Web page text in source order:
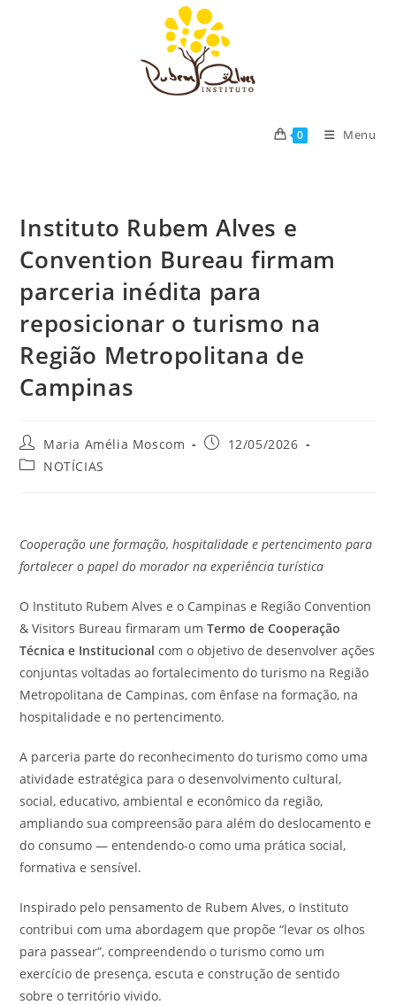
0 Menu
Instituto Rubem Alves e
Convention Bureau firmam
parceria inédita para
reposicionar o turismo na
Região Metropolitana de
Campinas
Autor
do
post:
Maria Amélia Moscom
Post12/05/2026
Categoria
NOTÍCIAS
Cooperação une formação, hospitalidade e pertencimento para
fortalecer o papel do morador na experiência turística
O Instituto Rubem Alves e o Campinas e Região Convention
& Visitors Bureau firmaram umTermo de Cooperação
Técnica e Institucional com o objetivo de desenvolver ações
conjuntas voltadas ao fortalecimento do turismo na Região
Metropolitana de Campinas, com ênfase na formação, na
hospitalidade e no pertencimento.
A parceria parte do reconhecimento do turismo como uma
atividade estratégica para o desenvolvimento cultural,
social, educativo, ambiental e econômico da região,
ampliando sua compreensão para além do deslocamento e
do consumo — entendendo-o como uma prática social,
formativa e sensível.
Inspirado pelo pensamento de Rubem Alves, o Instituto
contribui com uma abordagem que propõe “levar os olhos
para passear”, compreendendo o turismo como um
exercício de presença, escuta e construção de sentido
sobre o território vivido.